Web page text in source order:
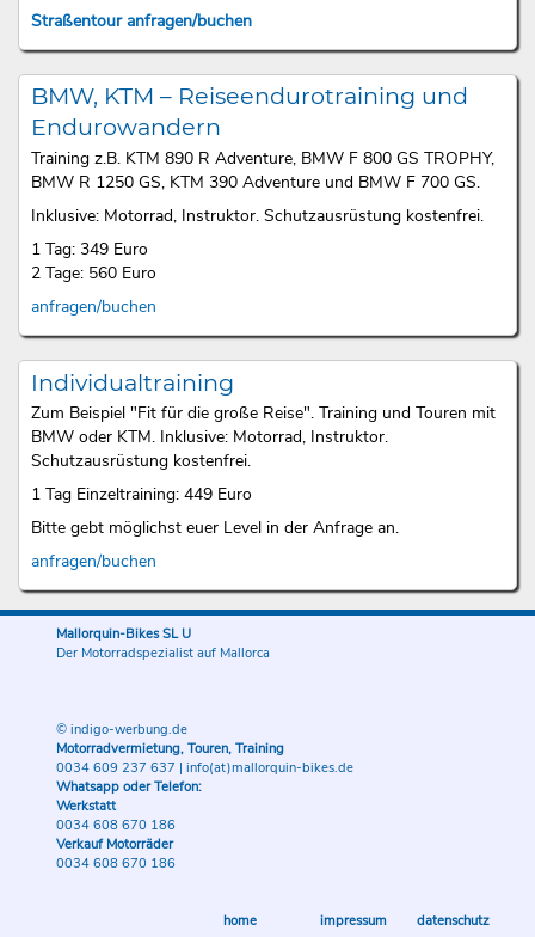
Straßentour anfragen/buchen
BMW, KTM – Reiseendurotraining und
Endurowandern
Training z.B. KTM 890 R Adventure, BMW F 800 GS TROPHY,
BMW R 1250 GS, KTM 390 Adventure und BMW F 700 GS.
Inklusive: Motorrad, Instruktor. Schutzausrüstung kostenfrei.
1 Tag: 349 Euro
2 Tage: 560 Euro
anfragen/buchen
Individualtraining
Zum Beispiel "Fit für die große Reise". Training und Touren mit
BMW oder KTM. Inklusive: Motorrad, Instruktor.
Schutzausrüstung kostenfrei.
1 Tag Einzeltraining: 449 Euro
Bitte gebt möglichst euer Level in der Anfrage an.
anfragen/buchen
Mallorquin-Bikes SL U
Der Motorradspezialist auf Mallorca
© indigo-werbung.de
Motorradvermietung, Touren, Training
0034 609 237 637 | info(at)mallorquin-bikes.de
Whatsapp oder Telefon:
Werkstatt
0034 608 670 186
Verkauf Motorräder
0034 608 670 186
home impressum datenschutz